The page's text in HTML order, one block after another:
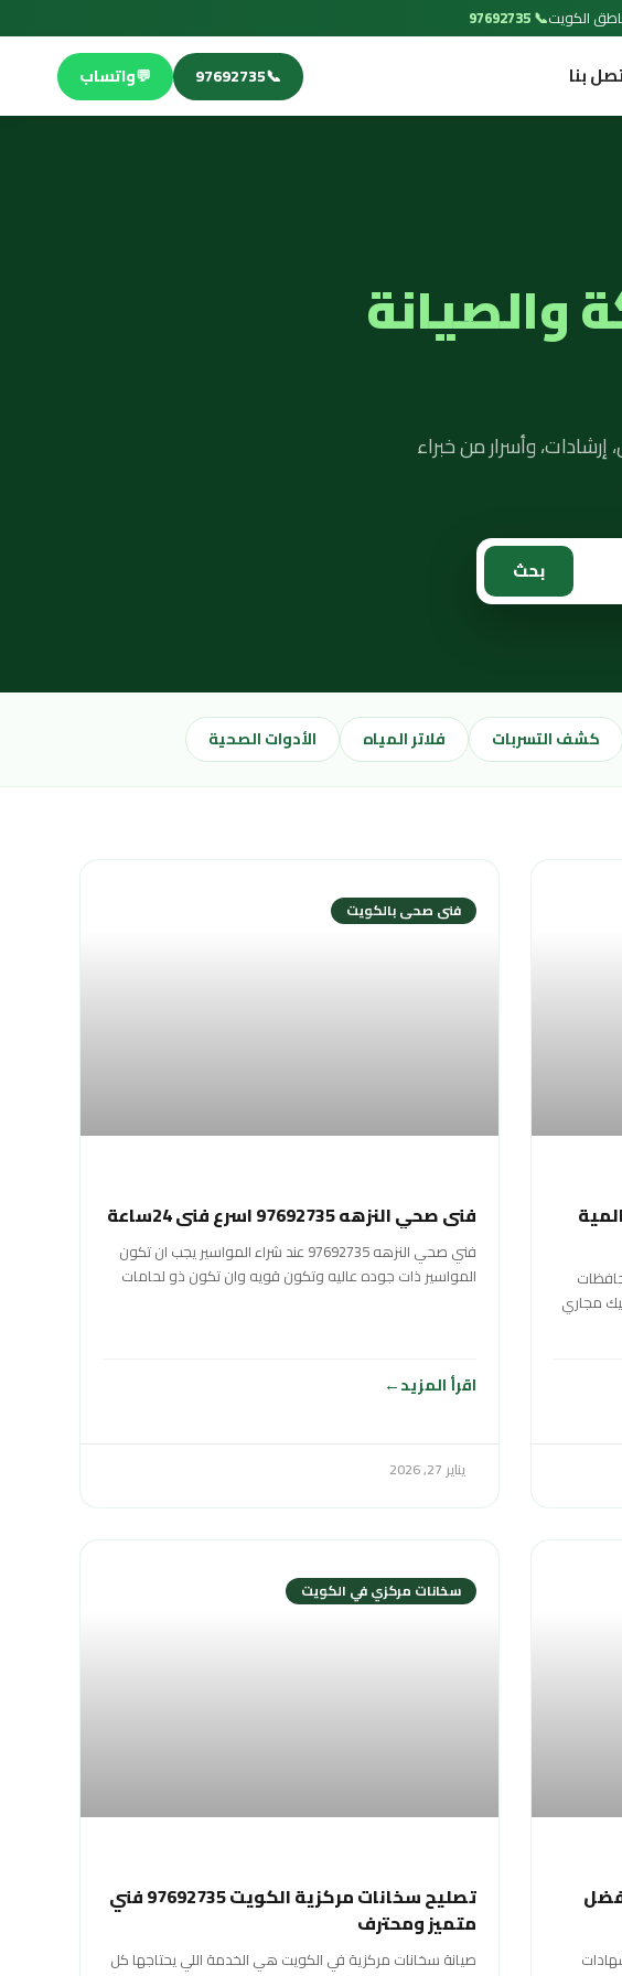
📞 97692735
بنا 📞
97692735
💬واتساب
والصيانة
وأسرار من خبراء
بحث
كشف التسربات فلاتر المياه الأدوات الصحية
مجاري
فنى صحى بالكويت
فني صحي النزهه 97692735 اسرع فني 24ساعة
فني صحي النزهه 97692735 عند شراء المواسير يجب ان تكون
المواسير ذات جوده عاليه وتكون قويه وان تكون ذو لحامات
اقرأ المزيد
يناير 27, 2026
97692735 / افضل
سخانات مركزي في الكويت
تصليح سخانات مركزية الكويت 97692735 فني
متميز ومحترف
صيانة سخانات مركزية في الكويت هي الخدمة اللي يحتاجها كل